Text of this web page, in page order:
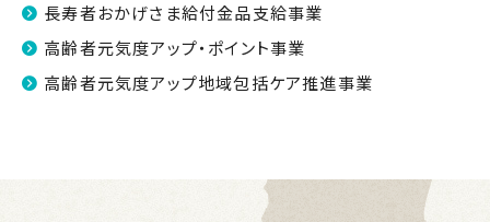
長寿者おかげさま給付金品支給事業
高齢者元気度アップ・ポイント事業
高齢者元気度アップ地域包括ケア推進事業